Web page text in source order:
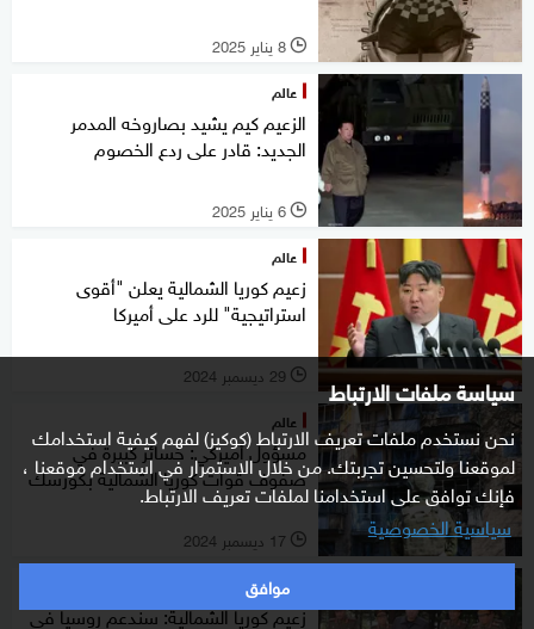
سياسة ملفات الارتباط
نحن نستخدم ملفات تعريف الارتباط (كوكيز) لفهم كيفية استخدامك
لموقعنا ولتحسين تجربتك. من خلال الاستمرار في استخدام موقعنا ،
فإنك توافق على استخدامنا لملفات تعريف الارتباط.
سياسية الخصوصية
موافق
l 8 يناير 2025
عالم
الزعيم كيم يشيد بصاروخه المدمر
الجديد: قادر على ردع الخصوم
l 6 يناير 2025
عالم
زعيم كوريا الشمالية يعلن "أقوى
استراتيجية" للرد على أميركا
l 29 ديسمبر 2024
عالم
مسؤول أميركي: خسائر كبيرة في
صفوف قوات كوريا الشمالية بكورسك
l 17 ديسمبر 2024
عالم
زعيم كوريا الشمالية: سندعم روسيا في